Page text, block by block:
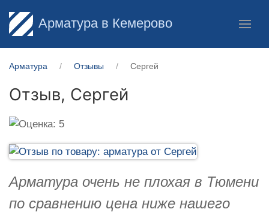
Арматура в Кемерово
Арматура Отзывы Сергей
Отзыв, Сергей
Арматура очень не плохая в Тюмени
по сравнению цена ниже нашего